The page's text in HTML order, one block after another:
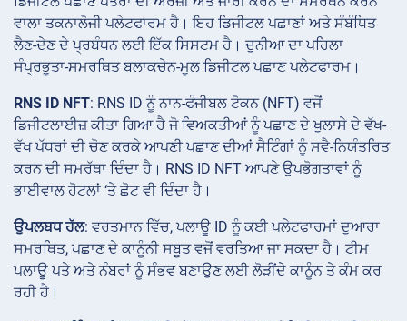
ਵਾਲਾ ਤਕਨਾਲੋਜੀ ਪਲੇਟਫਾਰਮ ਹੈ। ਇਹ ਡਿਜੀਟਲ ਪਛਾਣਾਂ ਅਤੇ ਸੰਬੰਧਿਤ
ਲੈਣ-ਦੇਣ ਦੇ ਪ੍ਰਬੰਧਨ ਲਈ ਇੱਕ ਸਿਸਟਮ ਹੈ। ਦੁਨੀਆ ਦਾ ਪਹਿਲਾ
ਸੰਪ੍ਰਭੂਤਾ-ਸਮਰਥਿਤ ਬਲਾਕਚੇਨ-ਮੂਲ ਡਿਜੀਟਲ ਪਛਾਣ ਪਲੇਟਫਾਰਮ।
RNS ID NFT: RNS ID ਨੂੰ ਨਾਨ-ਫੰਜੀਬਲ ਟੋਕਨ (NFT) ਵਜੋਂ
ਡਿਜੀਟਲਾਈਜ਼ ਕੀਤਾ ਗਿਆ ਹੈ ਜੋ ਵਿਅਕਤੀਆਂ ਨੂੰ ਪਛਾਣ ਦੇ ਖੁਲਾਸੇ ਦੇ ਵੱਖ-
ਵੱਖ ਪੱਧਰਾਂ ਦੀ ਚੋਣ ਕਰਕੇ ਆਪਣੀ ਪਛਾਣ ਦੀਆਂ ਸੈਟਿੰਗਾਂ ਨੂੰ ਸਵੈ-ਨਿਯੰਤਰਿਤ
ਕਰਨ ਦੀ ਸਮਰੱਥਾ ਦਿੰਦਾ ਹੈ। RNS ID NFT ਆਪਣੇ ਉਪਭੋਗਤਾਵਾਂ ਨੂੰ
ਭਾਈਵਾਲ ਹੋਟਲਾਂ ‘ਤੇ ਛੋਟ ਵੀ ਦਿੰਦਾ ਹੈ।
ਉਪਲਬਧ ਹੱਲ: ਵਰਤਮਾਨ ਵਿੱਚ, ਪਲਾਊ ID ਨੂੰ ਕਈ ਪਲੇਟਫਾਰਮਾਂ ਦੁਆਰਾ
ਸਮਰਥਿਤ, ਪਛਾਣ ਦੇ ਕਾਨੂੰਨੀ ਸਬੂਤ ਵਜੋਂ ਵਰਤਿਆ ਜਾ ਸਕਦਾ ਹੈ। ਟੀਮ
ਪਲਾਊ ਪਤੇ ਅਤੇ ਨੰਬਰਾਂ ਨੂੰ ਸੰਭਵ ਬਣਾਉਣ ਲਈ ਲੋੜੀਂਦੇ ਕਾਨੂੰਨ ਤੇ ਕੰਮ ਕਰ
ਰਹੀ ਹੈ।